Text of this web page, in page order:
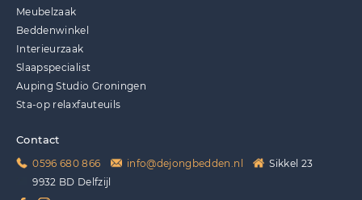
Meubelzaak
Beddenwinkel
Interieurzaak
Slaapspecialist
Auping Studio Groningen
Sta-op relaxfauteuils
Contact
0596 680 866 info@dejongbedden.nl
Sikkel 23
9932 BD Delfzijl